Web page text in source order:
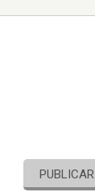
PUBLICAR